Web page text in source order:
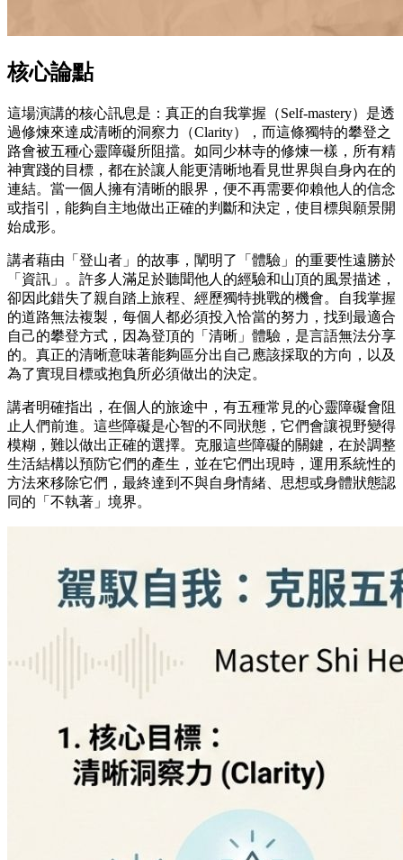
核心論點
這場演講的核心訊息是：真正的自我掌握（Self-mastery）是透
過修煉來達成清晰的洞察力（Clarity），而這條獨特的攀登之
路會被五種心靈障礙所阻擋。如同少林寺的修煉一樣，所有精
神實踐的目標，都在於讓人能更清晰地看見世界與自身內在的
連結。當一個人擁有清晰的眼界，便不再需要仰賴他人的信念
或指引，能夠自主地做出正確的判斷和決定，使目標與願景開
始成形。
講者藉由「登山者」的故事，闡明了「體驗」的重要性遠勝於
「資訊」。許多人滿足於聽聞他人的經驗和山頂的風景描述，
卻因此錯失了親自踏上旅程、經歷獨特挑戰的機會。自我掌握
的道路無法複製，每個人都必須投入恰當的努力，找到最適合
自己的攀登方式，因為登頂的「清晰」體驗，是言語無法分享
的。真正的清晰意味著能夠區分出自己應該採取的方向，以及
為了實現目標或抱負所必須做出的決定。
講者明確指出，在個人的旅途中，有五種常見的心靈障礙會阻
止人們前進。這些障礙是心智的不同狀態，它們會讓視野變得
模糊，難以做出正確的選擇。克服這些障礙的關鍵，在於調整
生活結構以預防它們的產生，並在它們出現時，運用系統性的
方法來移除它們，最終達到不與自身情緒、思想或身體狀態認
同的「不執著」境界。